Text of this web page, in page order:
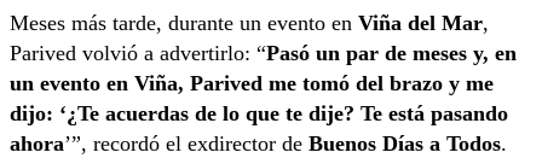
Meses más tarde, durante un evento en Viña del Mar,
Parived volvió a advertirlo: “Pasó un par de meses y, en
un evento en Viña, Parived me tomó del brazo y me
dijo: ‘¿Te acuerdas de lo que te dije? Te está pasando
ahora’”, recordó el exdirector de Buenos Días a Todos.